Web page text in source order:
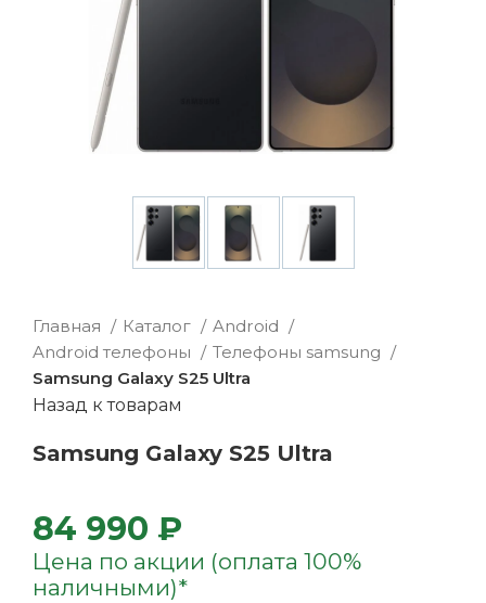
Главная Каталог
Android
Android телефоны
Телефоны samsung
Samsung Galaxy S25 Ultra
Назад к товарам
Samsung Galaxy S25 Ultra
84 990 ₽
Цена по акции (оплата 100%
наличными)*